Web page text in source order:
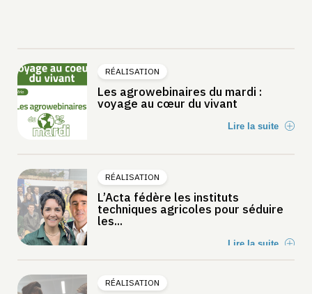
RÉALISATION
Les agrowebinaires du mardi :
voyage au cœur du vivant
Lire la suite
RÉALISATION
L’Acta fédère les instituts
techniques agricoles pour séduire
les...
Lire la suite
RÉALISATION